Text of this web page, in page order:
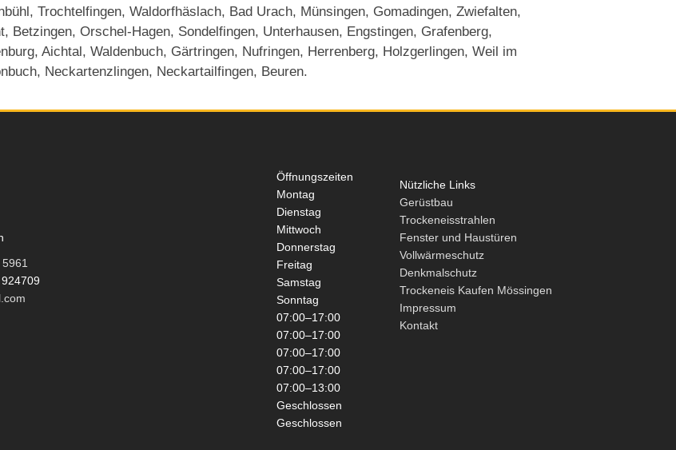
Trochtelfingen, Waldorfhäslach, Bad Urach, Münsingen, Gomadingen, Zwiefalten,
Betzingen, Orschel-Hagen, Sondelfingen, Unterhausen, Engstingen, Grafenberg,
Aichtal, Waldenbuch, Gärtringen, Nufringen, Herrenberg, Holzgerlingen, Weil im
Neckartenzlingen, Neckartailfingen, Beuren.
Öffnungszeiten
Montag
Dienstag
Mittwoch
Donnerstag
Freitag
Samstag
Sonntag
07:00–17:00
07:00–17:00
07:00–17:00
07:00–17:00
07:00–13:00
Geschlossen
Geschlossen
Nützliche Links
Gerüstbau
Trockeneisstrahlen
Fenster und Haustüren
Vollwärmeschutz
Denkmalschutz
Trockeneis Kaufen Mössingen
Impressum
Kontakt